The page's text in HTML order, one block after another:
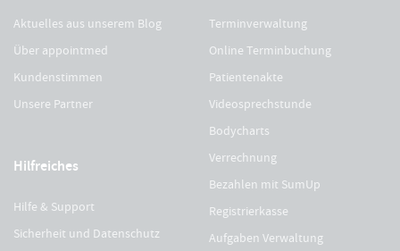
Aktuelles aus unserem Blog
Über appointmed
Kundenstimmen
Unsere Partner
Hilfreiches
Hilfe & Support
Sicherheit und Datenschutz
Terminverwaltung
Online Terminbuchung
Patientenakte
Videosprechstunde
Bodycharts
Verrechnung
Bezahlen mit SumUp
Registrierkasse
Aufgaben Verwaltung